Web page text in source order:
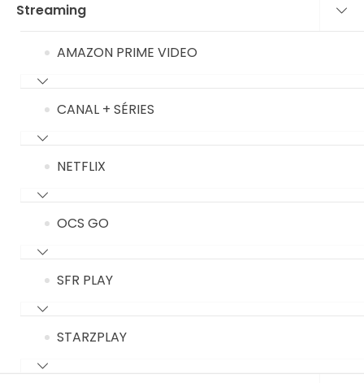
Streaming
AMAZON PRIME VIDEO
CANAL + SÉRIES
NETFLIX
OCS GO
SFR PLAY
STARZPLAY